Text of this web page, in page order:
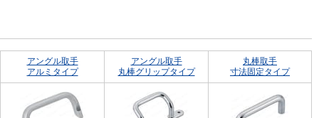
アングル取手
アルミタイプ
アングル取手
丸棒グリップタイプ
丸棒取手
寸法固定タイプ